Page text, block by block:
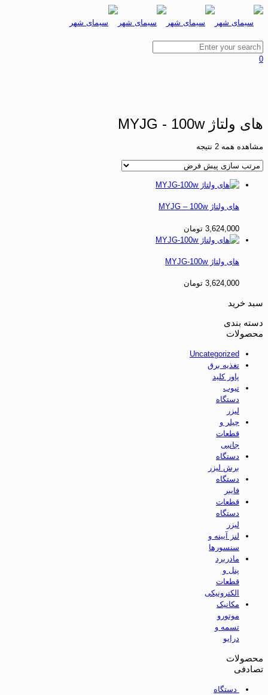
0
های ولتاژ MYJG - 100w
مشاهده همه 2 نتیجه
های ولتاژ MYJG – 100w
3,624,000 تومان
های ولتاژ MYJG-100w
3,624,000 تومان
سبد خرید
دسته بندی
محصولات
Uncategorized
تغذیه برق
پاور کلید
تیوب
دستگاه
لیزر
چیلر و
قطعات
جانبی
دستگاه
برش لیزر
دستگاه
فایبر
قطعات
دستگاه
لیزر
لنز آیینه و
سنسورها
مادربرد
پنل و
قطعات
الکترونیکی
مکانیک
موتورو
تسمه و
درایو
محصولات
تصادفی
دستگاه